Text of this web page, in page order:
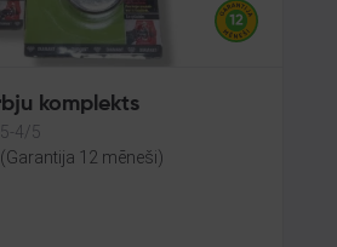
komplekts
4/5
12 mēneši)